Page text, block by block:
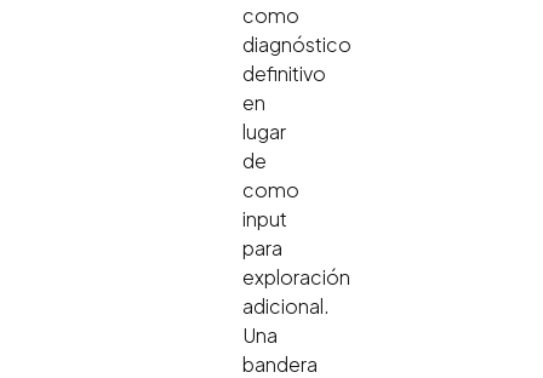
como
diagnóstico
definitivo
en
lugar
de
como
input
para
exploración
adicional.
Una
bandera